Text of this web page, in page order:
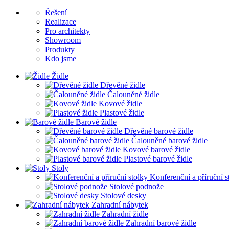
Řešení
Realizace
Pro architekty
Showroom
Produkty
Kdo jsme
Židle
Dřevěné židle
Čalouněné židle
Kovové židle
Plastové židle
Barové židle
Dřevěné barové židle
Čalouněné barové židle
Kovové barové židle
Plastové barové židle
Stoly
Konferenční a příruční
Stolové podnože
Stolové desky
Zahradní nábytek
Zahradní židle
Zahradní barové židle